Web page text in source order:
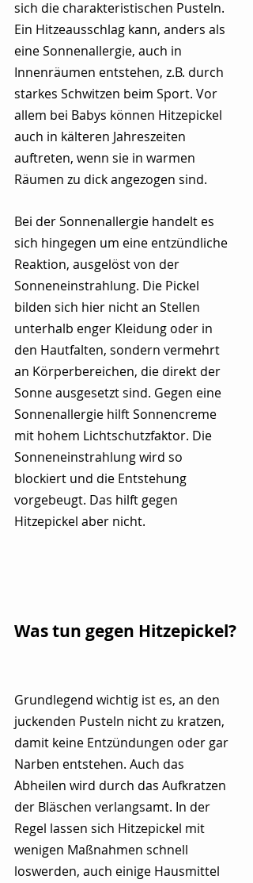
sich die charakteristischen Pusteln.
Ein Hitzeausschlag kann, anders als
eine Sonnenallergie, auch in
Innenräumen entstehen, z.B. durch
starkes Schwitzen beim Sport. Vor
allem bei Babys können Hitzepickel
auch in kälteren Jahreszeiten
auftreten, wenn sie in warmen
Räumen zu dick angezogen sind.
Bei der Sonnenallergie handelt es
sich hingegen um eine entzündliche
Reaktion, ausgelöst von der
Sonneneinstrahlung. Die Pickel
bilden sich hier nicht an Stellen
unterhalb enger Kleidung oder in
den Hautfalten, sondern vermehrt
an Körperbereichen, die direkt der
Sonne ausgesetzt sind. Gegen eine
Sonnenallergie hilft Sonnencreme
mit hohem Lichtschutzfaktor. Die
Sonneneinstrahlung wird so
blockiert und die Entstehung
vorgebeugt. Das hilft gegen
Hitzepickel aber nicht.
Was tun gegen Hitzepickel?
Grundlegend wichtig ist es, an den
juckenden Pusteln nicht zu kratzen,
damit keine Entzündungen oder gar
Narben entstehen. Auch das
Abheilen wird durch das Aufkratzen
der Bläschen verlangsamt. In der
Regel lassen sich Hitzepickel mit
wenigen Maßnahmen schnell
loswerden, auch einige Hausmittel